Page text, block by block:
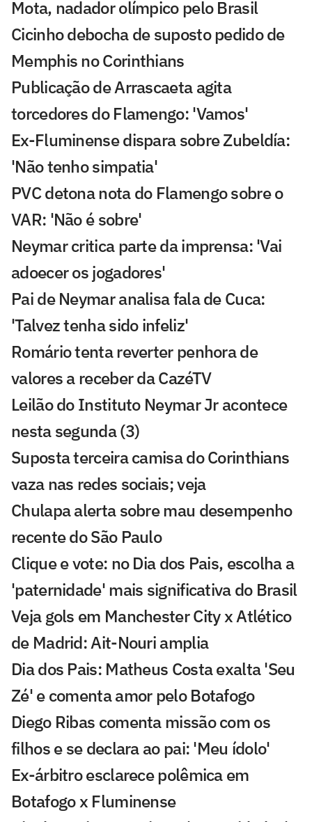
Mota, nadador olímpico pelo Brasil
Cicinho debocha de suposto pedido de
Memphis no Corinthians
Publicação de Arrascaeta agita
torcedores do Flamengo: 'Vamos'
Ex-Fluminense dispara sobre Zubeldía:
'Não tenho simpatia'
PVC detona nota do Flamengo sobre o
VAR: 'Não é sobre'
Neymar critica parte da imprensa: 'Vai
adoecer os jogadores'
Pai de Neymar analisa fala de Cuca:
'Talvez tenha sido infeliz'
Romário tenta reverter penhora de
valores a receber da CazéTV
Leilão do Instituto Neymar Jr acontece
nesta segunda (3)
Suposta terceira camisa do Corinthians
vaza nas redes sociais; veja
Chulapa alerta sobre mau desempenho
recente do São Paulo
Clique e vote: no Dia dos Pais, escolha a
'paternidade' mais significativa do Brasil
Veja gols em Manchester City x Atlético
de Madrid: Ait-Nouri amplia
Dia dos Pais: Matheus Costa exalta 'Seu
Zé' e comenta amor pelo Botafogo
Diego Ribas comenta missão com os
filhos e se declara ao pai: 'Meu ídolo'
Ex-árbitro esclarece polêmica em
Botafogo x Fluminense